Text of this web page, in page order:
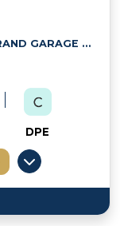
VILLA PLAIN PIED AVEC JARDIN ET GRAND GARAGE PROCHE DES COMMERCES
DPE